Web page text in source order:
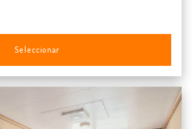
Seleccionar